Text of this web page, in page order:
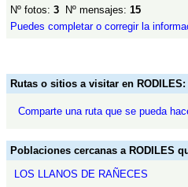
Nº fotos: 3 Nº mensajes: 15
Puedes completar o corregir la
Rutas o sitios a visitar en RODILES:
Comparte una ruta que se pueda
Poblaciones cercanas a RODILES
LOS LLANOS DE RAÑECES